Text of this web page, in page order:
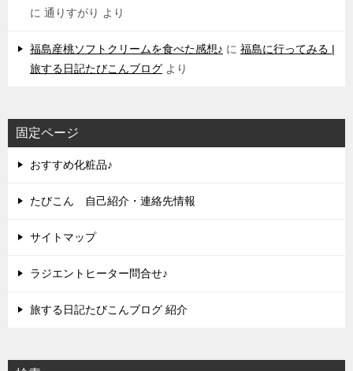
に 通りすがり より
福島産桃ソフトクリームを食べた感想♪ に 福島に行ってみる |
旅する日記たびこんブログ より
固定ページ
おすすめ化粧品♪
たびこん 自己紹介・連絡先情報
サイトマップ
ラジエントヒーター問合せ♪
旅する日記たびこんブログ 紹介